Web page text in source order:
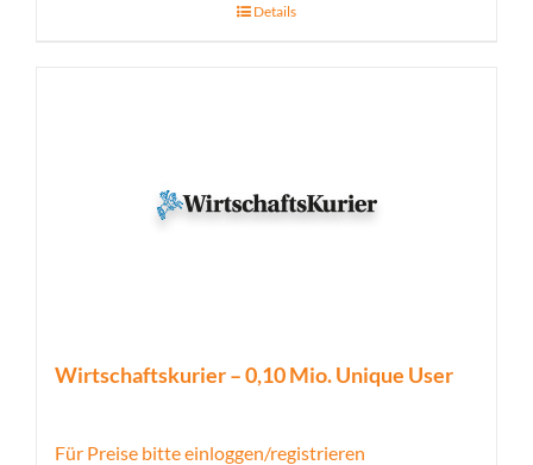
Details
Wirtschaftskurier – 0,10 Mio. Unique User
Für Preise bitte einloggen/registrieren